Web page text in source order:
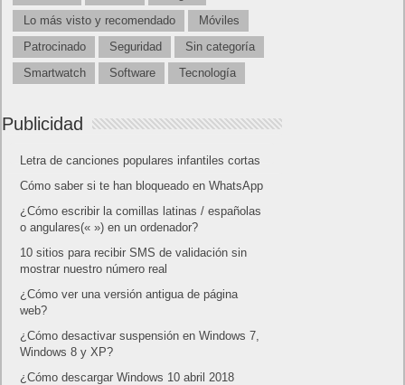
Lo más visto y recomendado
Móviles
Patrocinado
Seguridad
Sin categoría
Smartwatch
Software Tecnología
Publicidad
Letra de canciones populares infantiles cortas
Cómo saber si te han bloqueado en WhatsApp
¿Cómo escribir la comillas latinas / españolas
o angulares(« ») en un ordenador?
10 sitios para recibir SMS de validación sin
mostrar nuestro número real
¿Cómo ver una versión antigua de página
web?
¿Cómo desactivar suspensión en Windows 7,
Windows 8 y XP?
¿Cómo descargar Windows 10 abril 2018